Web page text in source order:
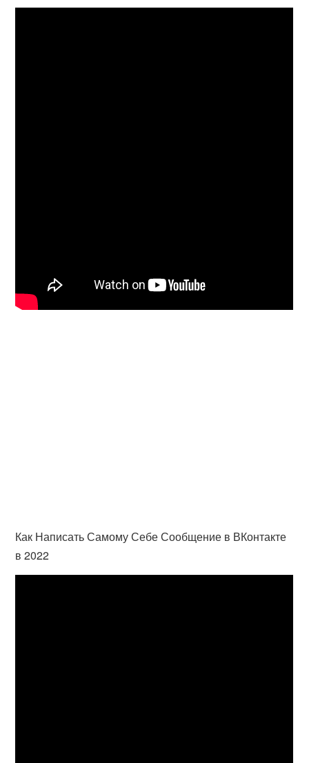
Как Написать Самому Себе Сообщение в ВКонтакте
в 2022